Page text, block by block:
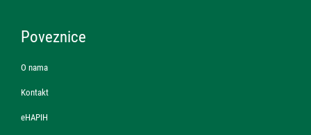
Poveznice
O nama
Kontakt
eHAPIH